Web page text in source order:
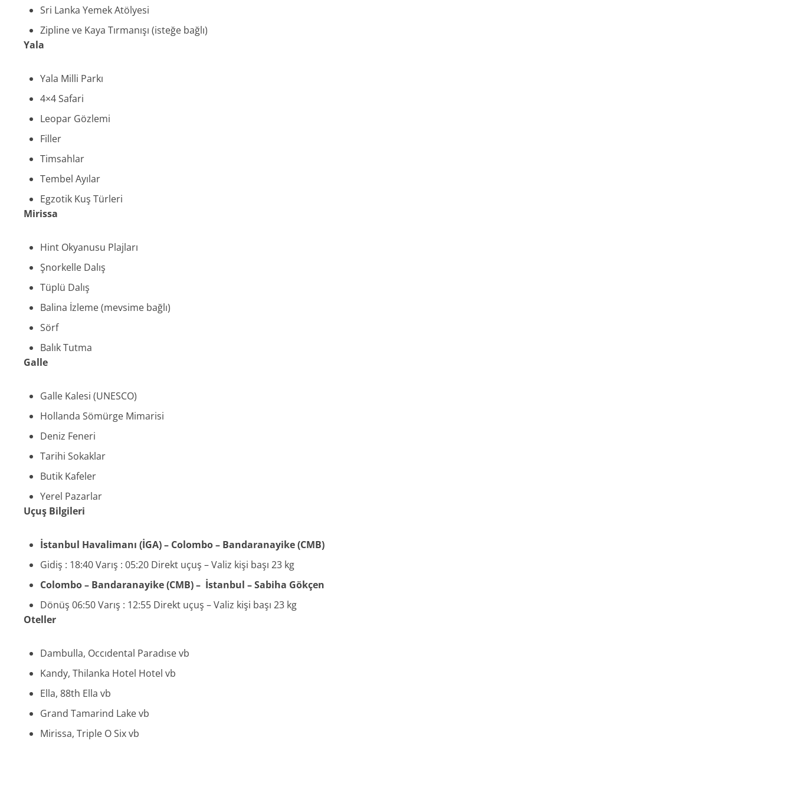
Sri Lanka Yemek Atölyesi
Zipline ve Kaya Tırmanışı (isteğe bağlı)
Yala
Yala Milli Parkı
4×4 Safari
Leopar Gözlemi
Filler
Timsahlar
Tembel Ayılar
Egzotik Kuş Türleri
Mirissa
Hint Okyanusu Plajları
Şnorkelle Dalış
Tüplü Dalış
Balina İzleme (mevsime bağlı)
Sörf
Balık Tutma
Galle
Galle Kalesi (UNESCO)
Hollanda Sömürge Mimarisi
Deniz Feneri
Tarihi Sokaklar
Butik Kafeler
Yerel Pazarlar
Uçuş Bilgileri
İstanbul Havalimanı (İGA) – Colombo – Bandaranayike (CMB)
Gidiş : 18:40 Varış : 05:20 Direkt uçuş – Valiz kişi başı 23 kg
Colombo – Bandaranayike (CMB) – İstanbul – Sabiha Gökçen
Dönüş 06:50 Varış : 12:55 Direkt uçuş – Valiz kişi başı 23 kg
Oteller
Dambulla, Occıdental Paradıse vb
Kandy, Thilanka Hotel Hotel vb
Ella, 88th Ella vb
Grand Tamarind Lake vb
Mirissa, Triple O Six vb